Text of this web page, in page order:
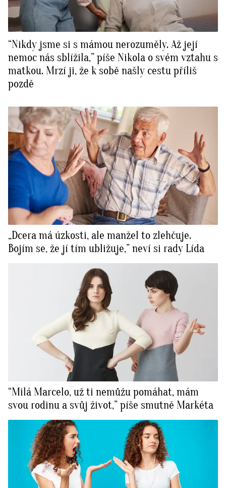
“Nikdy jsme si s mámou nerozuměly. Až její
nemoc nás sblížila,” píše Nikola o svém vztahu s
matkou. Mrzí ji, že k sobě našly cestu příliš
pozdě
„Dcera má úzkosti, ale manžel to zlehčuje.
Bojím se, že jí tím ubližuje,” neví si rady Lída
“Milá Marcelo, už ti nemůžu pomáhat, mám
svou rodinu a svůj život,” píše smutně Markéta